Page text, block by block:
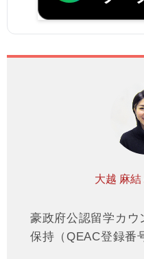
大越 麻結
豪政府公認留学カウ
保持（QEAC登録番